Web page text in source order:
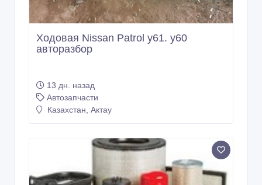
Ходовая Nissan Patrol y61. y60
авторазбор
13 дн. назад
Автозапчасти
Казахстан, Актау